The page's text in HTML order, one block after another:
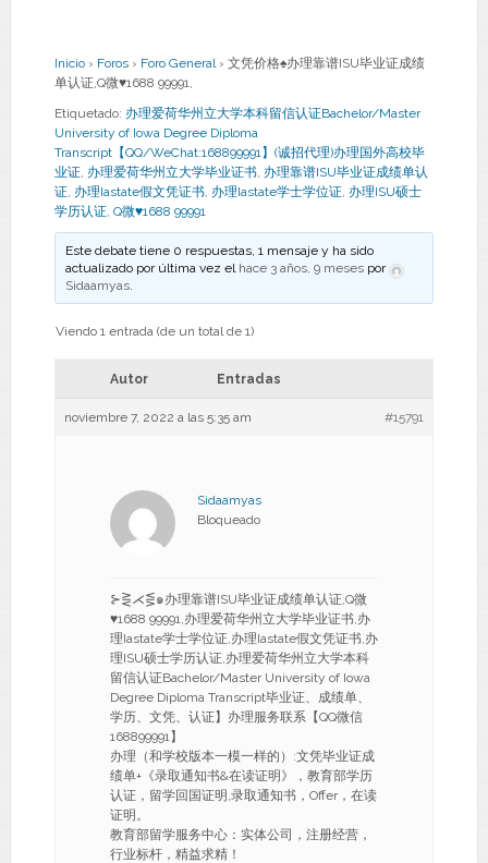
Inicio › Foros › Foro General › 文凭价格♠办理靠谱ISU毕业证成绩
单认证,Q微♥1688 99991,
Etiquetado: 办理爱荷华州立大学本科留信认证Bachelor/Master
University of Iowa Degree Diploma
Transcript【QQ/WeChat:168899991】(诚招代理)办理国外高校毕
业证, 办理爱荷华州立大学毕业证书, 办理靠谱ISU毕业证成绩单认
证, 办理Iastate假文凭证书, 办理Iastate学士学位证, 办理ISU硕士
学历认证, Q微♥1688 99991
Este debate tiene 0 respuestas, 1 mensaje y ha sido
actualizado por última vez el hace 3 años, 9 meses por
Sidaamyas.
Viendo 1 entrada (de un total de 1)
Autor Entradas
noviembre 7, 2022 a las 5:35 am #15791
Sidaamyas
Bloqueado
⊱⋛⋌⋚๑办理靠谱ISU毕业证成绩单认证,Q微
♥1688 99991,办理爱荷华州立大学毕业证书,办
理Iastate学士学位证,办理Iastate假文凭证书,办
理ISU硕士学历认证,办理爱荷华州立大学本科
留信认证Bachelor/Master University of Iowa
Degree Diploma Transcript毕业证、成绩单、
学历、文凭、认证】办理服务联系【QQ微信
168899991】
办理（和学校版本一模一样的）:文凭毕业证成
绩单+《录取通知书&在读证明》，教育部学历
认证，留学回国证明,录取通知书，Offer，在读
证明。
教育部留学服务中心：实体公司，注册经营，
行业标杆，精益求精！